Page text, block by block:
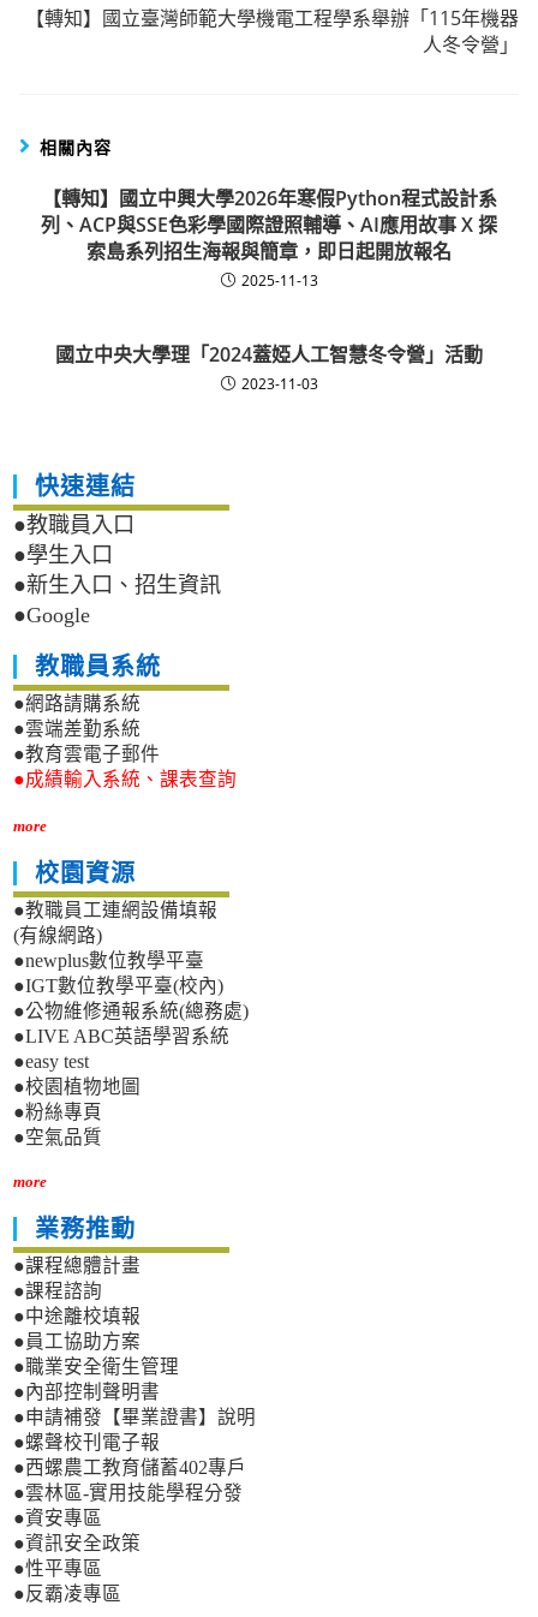
【轉知】國立臺灣師範大學機電工程學系舉辦「115年機器
人冬令營」
相關內容
【轉知】國立中興大學2026年寒假Python程式設計系
列、ACP與SSE色彩學國際證照輔導、AI應用故事 X 探
索島系列招生海報與簡章，即日起開放報名
2025-11-13
國立中央大學理「2024蓋婭人工智慧冬令營」活動
2023-11-03
快速連結
●教職員入口
●學生入口
●新生入口、招生資訊
●Google
教職員系統
●網路請購系統
●雲端差勤系統
●教育雲電子郵件
●成績輸入系統、課表查詢
more
校園資源
●教職員工連網設備填報
(有線網路)
●newplus數位教學平臺
●IGT數位教學平臺(校內)
●公物維修通報系統(總務處)
●LIVE ABC英語學習系統
●easy test
●校園植物地圖
●粉絲專頁
●空氣品質
more
業務推動
●課程總體計畫
●課程諮詢
●中途離校填報
●員工協助方案
●職業安全衛生管理
●內部控制聲明書
●申請補發【畢業證書】說明
●螺聲校刊電子報
●西螺農工教育儲蓄402專戶
●雲林區-實用技能學程分發
●資安專區
●資訊安全政策
●性平專區
●反霸凌專區